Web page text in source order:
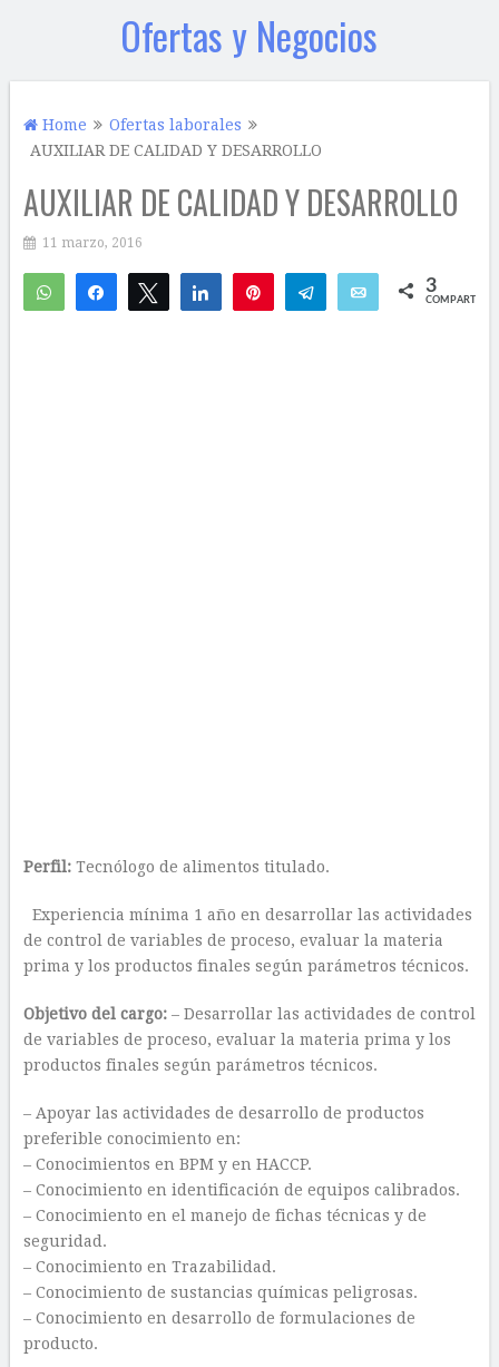
Ofertas y Negocios
Home
Ofertas laborales
AUXILIAR DE CALIDAD Y DESARROLLO
AUXILIAR DE CALIDAD Y DESARROLLO
11 marzo, 2016
WhatsAppCompartirTwittear Compartir Telegram Email 3
COMPARTIR
Perfil:Tecnólogo de alimentos titulado.
Experiencia mínima 1 año en desarrollar las actividades
de control de variables de proceso, evaluar la materia
prima y los productos finales según parámetros técnicos.
Objetivo del cargo:– Desarrollar las actividades de control
de variables de proceso, evaluar la materia prima y los
productos finales según parámetros técnicos.
– Apoyar las actividades de desarrollo de productos
preferible conocimiento en:
– Conocimientos en BPM y en HACCP.
– Conocimiento en identificación de equipos calibrados.
– Conocimiento en el manejo de fichas técnicas y de
seguridad.
– Conocimiento en Trazabilidad.
– Conocimiento de sustancias químicas peligrosas.
– Conocimiento en desarrollo de formulaciones de
producto.